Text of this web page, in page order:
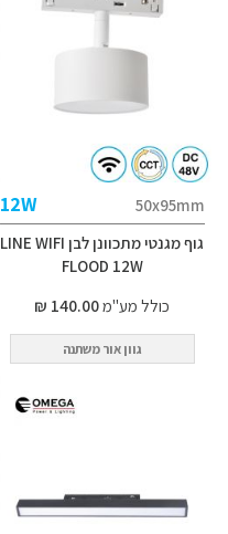
50x95mm
12W
גוף מגנטי מתכוונן לבן LINE WIFI
FLOOD 12W
כולל מע"מ140.00 ₪
גוון אור משתנה